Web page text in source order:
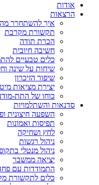
אודות
הרצאות
איך להשתחרר
תקשורת מקרבת
הכרת תודה
חשיבה חיובית
כלים טבעיים
שיחות על שינה
שיפור הזיכרון
יצירת מציאות
כוחו של התת-
סדנאות והשתלמויות
השפעה חיצונית
תפיסות ואמונות
לחץ ושחיקה
ניהול רגשות
ניהול מנטלי
יציאה ממשבר
התמודדות עם
כלים לתקשורת